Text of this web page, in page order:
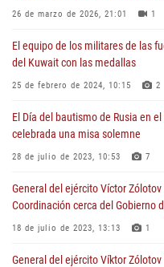
26 de marzo de 2026, 21:01 1
El equipo de los militares de las
del Kuwait con las medallas
25 de febrero de 2024, 10:15 2
El Día del bautismo de Rusia en
celebrada una misa solemne
28 de julio de 2023, 10:53 7
General del ejército Víctor
Coordinación cerca del Gobierno
18 de julio de 2023, 13:13 1
General del ejército Víktor